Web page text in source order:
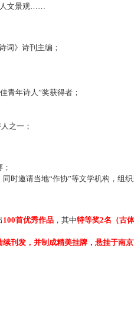
人文景观……
词》诗刊主编；
青年诗人”奖获得者；
之一；
时邀请当地“作协”等文学机构，组
100首优秀作品 ，其中特等奖2名（古
刊发，并制成精美挂牌，悬挂于南